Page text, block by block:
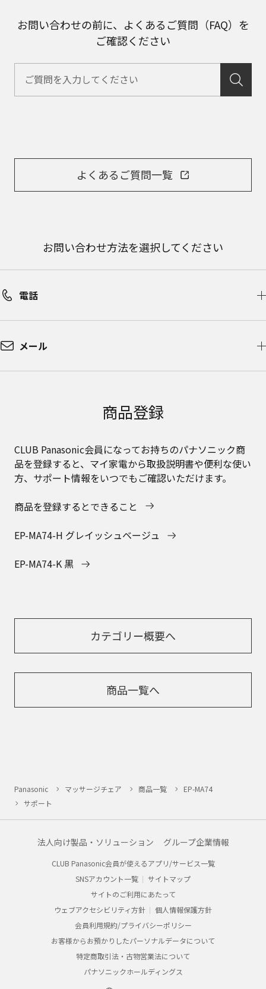
お問い合わせの前に、よくあるご質問（FAQ）を
ご確認ください
よくあるご質問一覧
お問い合わせ方法を選択してください
電話
メール
商品登録
CLUB Panasonic会員になってお持ちのパナソニック商
品を登録すると、マイ家電から取扱説明書や便利な使い
方、サポート情報をいつでもご確認いただけます。
商品を登録するとできること
EP-MA74-H グレイッシュベージュ
EP-MA74-K 黒
カテゴリー概要へ
商品一覧へ
Panasonic マッサージチェア 商品一覧
EP-MA74
サポート
法人向け製品・ソリューション グループ企業情報
CLUB Panasonic会員が使えるアプリ/サービス一覧
SNSアカウント一覧
サイトマップ
サイトのご利用にあたって
ウェブアクセシビリティ方針
個人情報保護方針
会員利用規約/プライバシーポリシー
お客様からお預かりしたパーソナルデータについて
特定商取引法・古物営業法について
パナソニックホールディングス